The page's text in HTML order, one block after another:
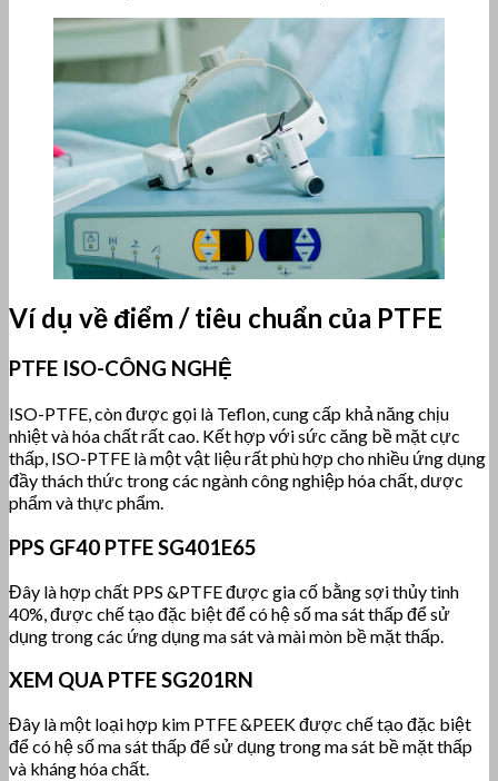
Ví dụ về điểm / tiêu chuẩn của PTFE
PTFE ISO-CÔNG NGHỆ
ISO-PTFE, còn được gọi là Teflon, cung cấp khả năng chịu
nhiệt và hóa chất rất cao. Kết hợp với sức căng bề mặt cực
thấp, ISO-PTFE là một vật liệu rất phù hợp cho nhiều ứng dụng
đầy thách thức trong các ngành công nghiệp hóa chất, dược
phẩm và thực phẩm.
PPS GF40 PTFE SG401E65
Đây là hợp chất PPS &PTFE được gia cố bằng sợi thủy tinh
40%, được chế tạo đặc biệt để có hệ số ma sát thấp để sử
dụng trong các ứng dụng ma sát và mài mòn bề mặt thấp.
XEM QUA PTFE SG201RN
Đây là một loại hợp kim PTFE &PEEK được chế tạo đặc biệt
để có hệ số ma sát thấp để sử dụng trong ma sát bề mặt thấp
và kháng hóa chất.